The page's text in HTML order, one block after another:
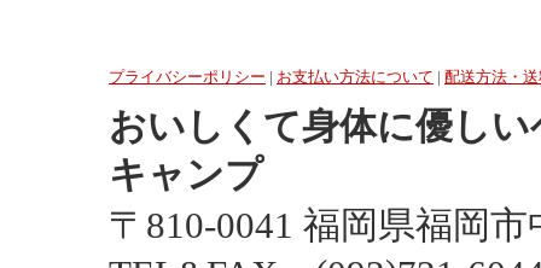
プライバシーポリシー | お支払い方法について | 配送方法・
おいしくて身体に優し
キャンプ
〒810-0041 福岡県福岡